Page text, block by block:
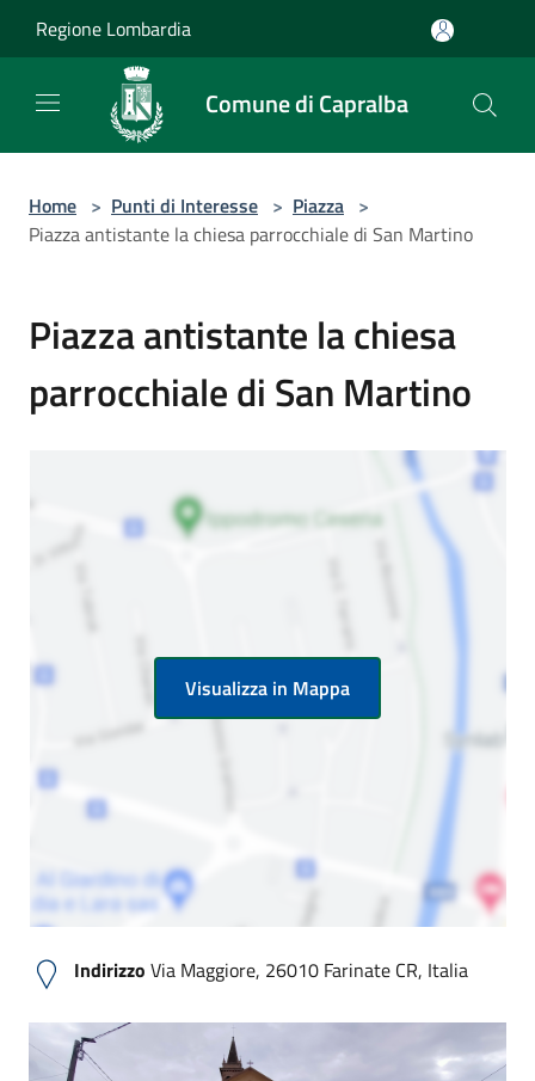
Regione Lombardia
Comune di Capralba
Home > Punti di Interesse > Piazza >
Piazza antistante la chiesa parrocchiale di San Martino
Piazza antistante la chiesa
parrocchiale di San Martino
Visualizza in Mappa
Indirizzo Via Maggiore, 26010 Farinate CR, Italia